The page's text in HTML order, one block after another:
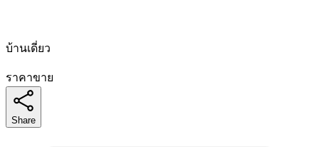
บ้านเดี่ยว
ราคาขาย
Share